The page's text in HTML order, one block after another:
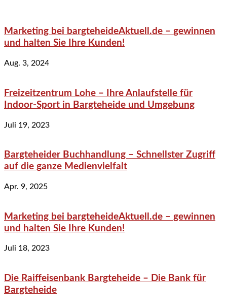
Marketing bei bargteheideAktuell.de – gewinnen
und halten Sie Ihre Kunden!
Aug. 3, 2024
Freizeitzentrum Lohe – Ihre Anlaufstelle für
Indoor-Sport in Bargteheide und Umgebung
Juli 19, 2023
Bargteheider Buchhandlung – Schnellster Zugriff
auf die ganze Medienvielfalt
Apr. 9, 2025
Marketing bei bargteheideAktuell.de – gewinnen
und halten Sie Ihre Kunden!
Juli 18, 2023
Die Raiffeisenbank Bargteheide – Die Bank für
Bargteheide